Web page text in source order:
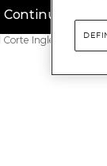
Continuar
Inglés e ao